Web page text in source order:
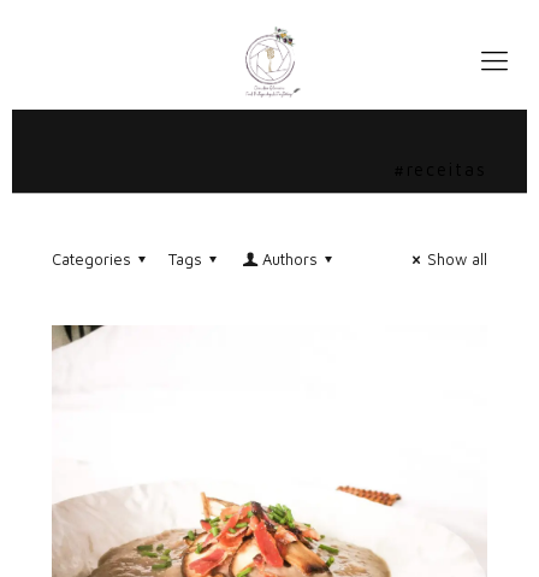
Categories Tags Authors Show all